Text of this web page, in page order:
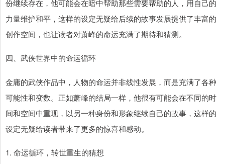
份继续存在，他可能会在暗中帮助那些需要帮助的人，用自己的
力量维护和平，这样的设定无疑给后续的故事发展提供了丰富的
创作空间，也让读者对萧峰的命运充满了期待和猜测。
四、武侠世界中的命运循环
金庸的武侠作品中，人物的命运并非线性发展，而是充满了各种
可能性和变数。正如萧峰的结局一样，他很有可能会在不同的时
间和空间中重现，以另一种身份和形象继续自己的故事，这样的
设定无疑给读者带来了更多的惊喜和感动。
1. 命运循环，转世重生的猜想